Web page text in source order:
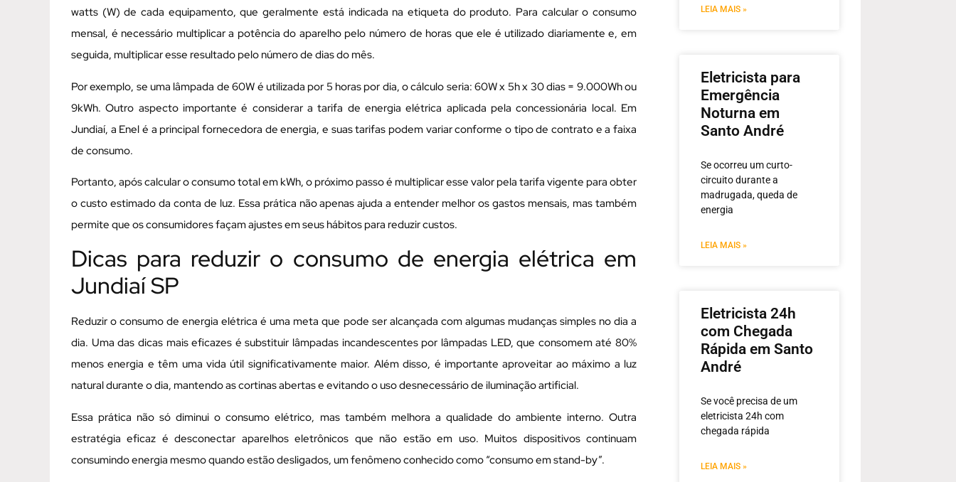
watts (W) de cada equipamento, que geralmente está indicada na etiqueta do produto. Para calcular o consumo
mensal, é necessário multiplicar a potência do aparelho pelo número de horas que ele é utilizado diariamente e, em
seguida, multiplicar esse resultado pelo número de dias do mês.
Por exemplo, se uma lâmpada de 60W é utilizada por 5 horas por dia, o cálculo seria: 60W x 5h x 30 dias = 9.000Wh ou
9kWh. Outro aspecto importante é considerar a tarifa de energia elétrica aplicada pela concessionária local. Em
Jundiaí, a Enel é a principal fornecedora de energia, e suas tarifas podem variar conforme o tipo de contrato e a faixa
de consumo.
Portanto, após calcular o consumo total em kWh, o próximo passo é multiplicar esse valor pela tarifa vigente para obter
o custo estimado da conta de luz. Essa prática não apenas ajuda a entender melhor os gastos mensais, mas também
permite que os consumidores façam ajustes em seus hábitos para reduzir custos.
Dicas para reduzir o consumo de energia elétrica em
Jundiaí SP
Reduzir o consumo de energia elétrica é uma meta que pode ser alcançada com algumas mudanças simples no dia a
dia. Uma das dicas mais eficazes é substituir lâmpadas incandescentes por lâmpadas LED, que consomem até 80%
menos energia e têm uma vida útil significativamente maior. Além disso, é importante aproveitar ao máximo a luz
natural durante o dia, mantendo as cortinas abertas e evitando o uso desnecessário de iluminação artificial.
Essa prática não só diminui o consumo elétrico, mas também melhora a qualidade do ambiente interno. Outra
estratégia eficaz é desconectar aparelhos eletrônicos que não estão em uso. Muitos dispositivos continuam
consumindo energia mesmo quando estão desligados, um fenômeno conhecido como “consumo em stand-by”.
LEIA MAIS »
Eletricista para
Emergência
Noturna em
Santo André
Se ocorreu um curto-
circuito durante a
madrugada, queda de
energia
LEIA MAIS »
Eletricista 24h
com Chegada
Rápida em Santo
André
Se você precisa de um
eletricista 24h com
chegada rápida
LEIA MAIS »